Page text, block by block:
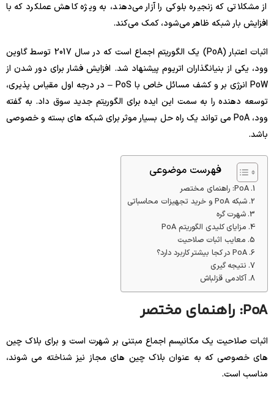
از مشکلاتی که زنجیره بلوکی را آزار می‌دهند، به ویژه کاهش عملکرد که با
افزایش بار شبکه ظاهر می‌شود، کمک می‌کند.
اثبات اعتبار (PoA) یک الگوریتم اجماع است که در سال 2017 توسط گاوین
وود، یکی از بنیانگذاران اتریوم پیشنهاد شد. افزایش فشار برای دور شدن از
PoW انرژی بر و کشف مسائل خاص با PoS – در درجه اول مقیاس پذیری،
توسعه دهنده را به سمت این ایده برای الگوریتم جدید سوق داد. به گفته
وود، PoA می تواند یک راه حل بسیار موثر برای شبکه های بسته و خصوصی
باشد.
فهرست موضوعی
PoA: راهنمای مختصر
شبکه PoA و خرید تجهیزات محاسباتی
شهرت گره
مزایای کلیدی الگوریتم PoA
معایب اثبات صلاحیت
PoA در کجا بیشتر کاربرد دارد؟
نتیجه گیری
آکادمی قزلباش
PoA: راهنمای مختصر
اثبات صلاحیت یک مکانیسم اجماع مبتنی بر شهرت است و برای بلاک چین
های خصوصی که به عنوان بلاک چین های مجاز نیز شناخته می شوند،
مناسب است.